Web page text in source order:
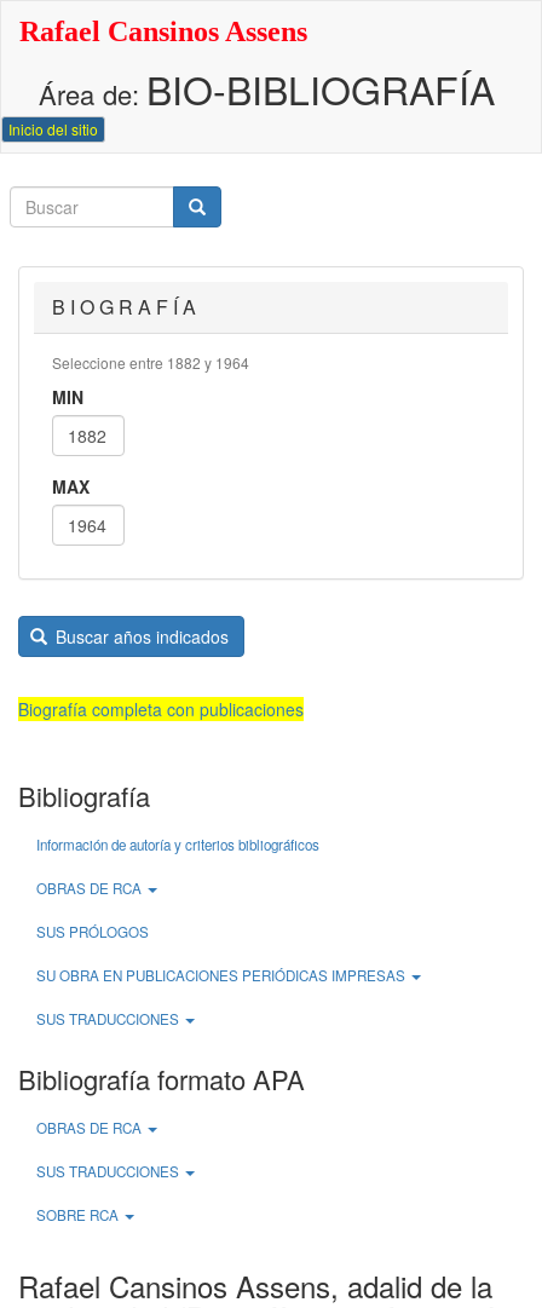
principal
Rafael Cansinos Assens
Área de: BIO-BIBLIOGRAFÍA
Inicio del sitio
Buscar
Buscar
Buscar
B I O G R A F Í A
Seleccione entre 1882 y 1964
MIN
MAX
Buscar años indicados
Biografía completa con publicaciones
Bibliografía
Información de autoría y criterios bibliográficos
OBRAS DE RCA
SUS PRÓLOGOS
SU OBRA EN PUBLICACIONES PERIÓDICAS IMPRESAS
SUS TRADUCCIONES
Bibliografía formato APA
OBRAS DE RCA
SUS TRADUCCIONES
SOBRE RCA
Rafael Cansinos Assens, adalid de la